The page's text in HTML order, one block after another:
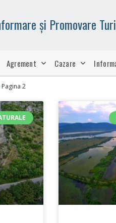
și Promovare
Agrement Cazare
Pagina 2